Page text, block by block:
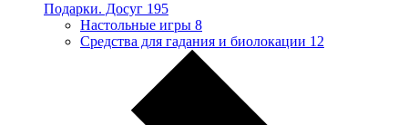
Подарки. Досуг 195
Настольные игры 8
Средства для гадания и биолокации 12